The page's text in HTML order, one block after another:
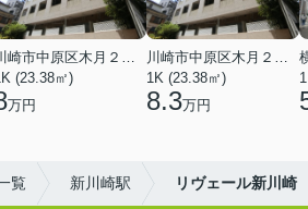
川崎市中原区木月２丁目
(23.38㎡)
万円
川崎市中原区木月２丁目
1K (23.38㎡)
8.3万円
覧 新川崎駅 リヴェール新川崎